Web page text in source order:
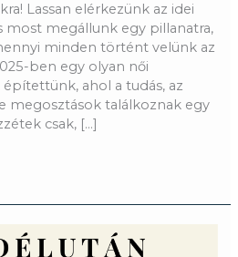
Lassan elérkezünk az idei
most megállunk egy pillanatra,
minden történt velünk az
ben egy olyan női
ahol a tudás, az
megosztások találkoznak egy
csak, […]